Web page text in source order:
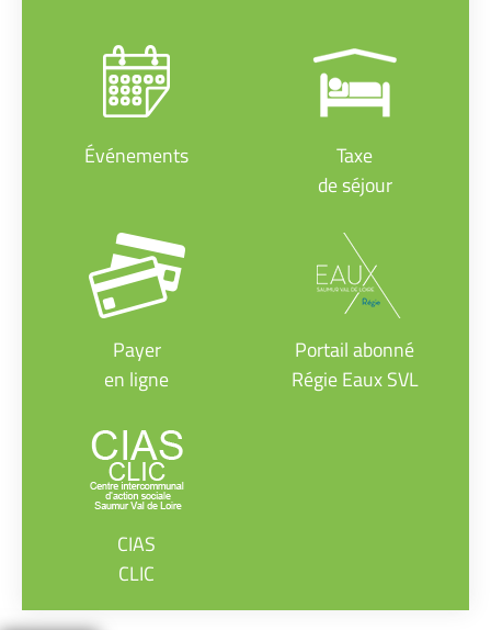
Événements
Taxe
de séjour
Payer
en ligne
Portail abonné
Régie Eaux SVL
CIAS
CLIC